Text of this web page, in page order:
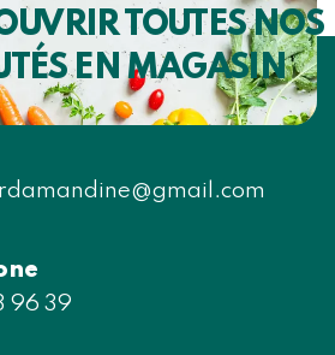
TOUTES NOS
EN MAGASIN
96 39